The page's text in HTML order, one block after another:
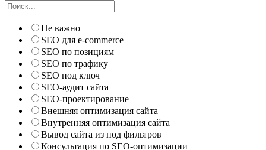
Не важно
SEO для e-commerce
SEO по позициям
SEO по трафику
SEO под ключ
SEO-аудит сайта
SEO-проектирование
Внешняя оптимизация сайта
Внутренняя оптимизация сайта
Вывод сайта из под фильтров
Консультация по SEO-оптимизации